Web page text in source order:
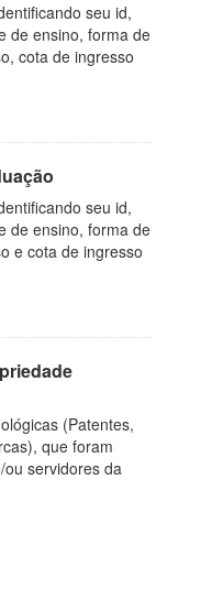
seu id,
de ensino, forma de
cota de ingresso
seu id,
de ensino, forma de
e cota de ingresso
(Patentes,
que foram
servidores da